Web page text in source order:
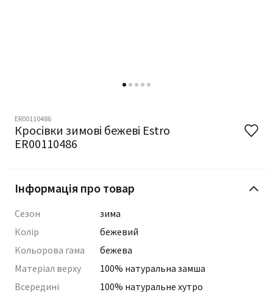
ER00110486
Кросівки зимові бежеві Estro
ER00110486
Інформація про товар
Сезон
зима
Колір
бежевий
Кольорова гама
бежева
Матеріал верху
100% натуральна замша
Всередині
100% натуральне хутро